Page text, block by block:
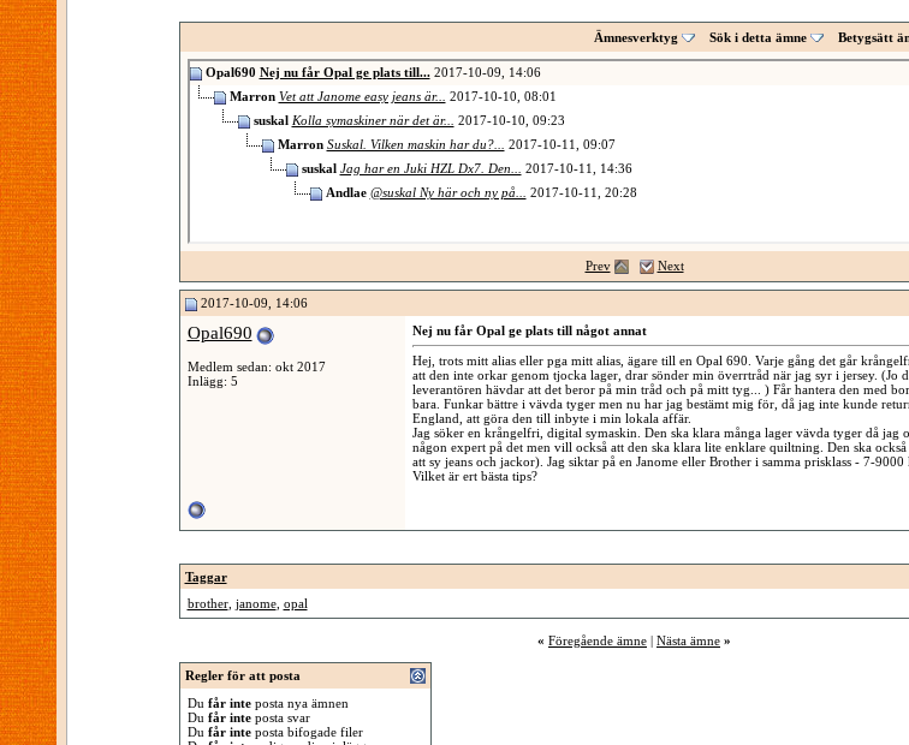
Ämnesverktyg Sök i detta ämne Betygsätt
Opal690 Nej nu får Opal ge plats till...2017-10-09,
14:06
Marron Vet att Janome easy jeans är... 2017-10-10, 08:01
suskal Kolla symaskiner när det är... 2017-10-10, 09:23
Marron Suskal. Vilken maskin har du?... 2017-10-11, 09:07
suskal Jag har en Juki HZL Dx7. Den... 2017-10-11,
14:36
Andlae @suskal Ny här och ny på... 2017-10-11, 20:28
Prev Next
2017-10-09, 14:06
Opal690
Medlem sedan: okt 2017
Inlägg: 5
Nej nu får Opal ge plats till något annat
Hej, trots mitt alias eller pga mitt alias, ägare till en Opal 690. Varje gång det går
att den inte orkar genom tjocka lager, drar sönder min överrtråd när jag syr i jersey. (Jo
leverantören hävdar att det beror på min tråd och på mitt tyg... ) Får hantera den med
bara. Funkar bättre i vävda tyger men nu har jag bestämt mig för, då jag inte kunde
England, att göra den till inbyte i min lokala affär.
Jag söker en krångelfri, digital symaskin. Den ska klara många lager vävda tyger då jag
någon expert på det men vill också att den ska klara lite enklare quiltning. Den ska
att sy jeans och jackor). Jag siktar på en Janome eller Brother i samma prisklass - 7-9000
Vilket är ert bästa tips?
Taggar
brother, janome, opal
« Föregående ämne | Nästa ämne »
Regler för att posta
Du får inteposta nya ämnen
Du får inteposta svar
Du får inteposta bifogade filer